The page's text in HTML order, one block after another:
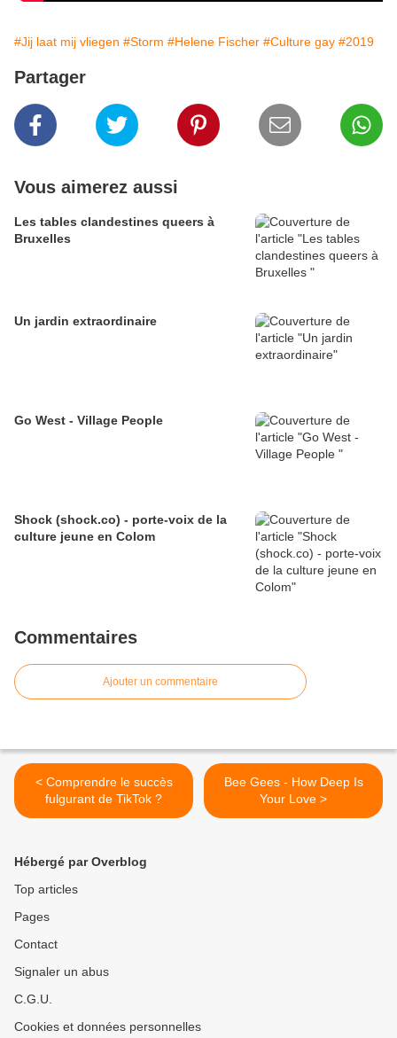
#Jij laat mij vliegen #Storm #Helene Fischer #Culture gay #2019
Partager
Vous aimerez aussi
Les tables clandestines queers à
Bruxelles
Un jardin extraordinaire
Go West - Village People
Shock (shock.co) - porte-voix de la
culture jeune en Colom
Commentaires
Ajouter un commentaire
< Comprendre le succès
fulgurant de TikTok ?
Bee Gees - How Deep Is
Your Love >
Hébergé par Overblog
Top articles
Pages
Contact
Signaler un abus
C.G.U.
Cookies et données personnelles